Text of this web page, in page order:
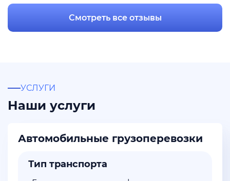
Смотреть все отзывы
УСЛУГИ
Наши услуги
Автомобильные грузоперевозки
Тип транспорта